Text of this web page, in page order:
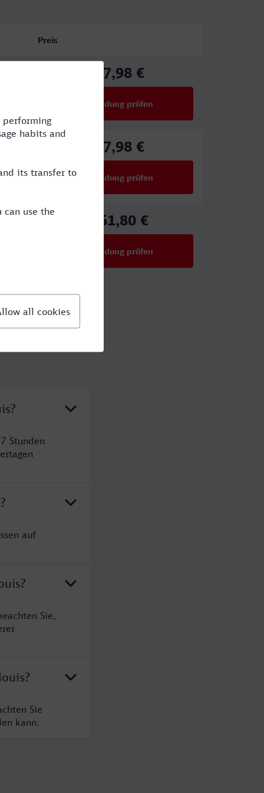
Preis
67,98 €
Verbindung prüfen
67,98 €
Verbindung prüfen
161,80 €
Verbindung prüfen
Stunden
auf
Sie,
Sie
kann.